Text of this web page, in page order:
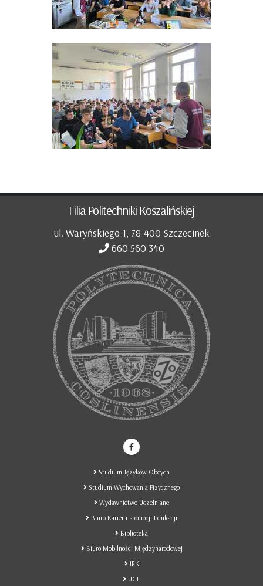
Studium Języków Obcych
Studium Wychowania Fizycznego
Wydawnictwo Uczelniane
Biuro Karier i Promocji Edukacji
Biblioteka
Biuro Mobilności Międzynarodowej
IRK
UCTI
Filia Politechniki Koszalińskiej
ul. Waryńskiego 1, 78-400 Szczecinek
660 560 340